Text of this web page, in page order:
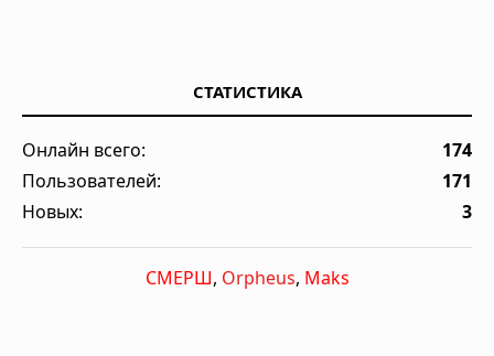
СТАТИСТИКА
Онлайн всего:
174
Пользователей:
171
Новых:
3
СМЕРШ, Orpheus, Maks